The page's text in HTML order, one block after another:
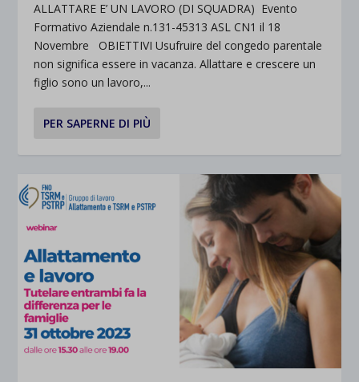
ALLATTARE E’ UN LAVORO (DI SQUADRA) Evento
Formativo Aziendale n.131-45313 ASL CN1 il 18
Novembre OBIETTIVI Usufruire del congedo parentale
non significa essere in vacanza. Allattare e crescere un
figlio sono un lavoro,...
PER SAPERNE DI PIÙ